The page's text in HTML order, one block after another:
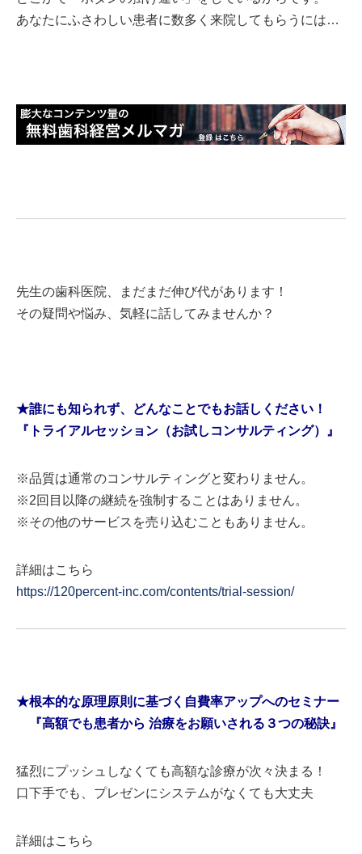
あなたにふさわしい患者に数多く来院してもらうには…
先生の歯科医院、まだまだ伸び代があります！
その疑問や悩み、気軽に話してみませんか？
★誰にも知られず、どんなことでもお話しください！
『トライアルセッション（お試しコンサルティング）』
※品質は通常のコンサルティングと変わりません。
※2回目以降の継続を強制することはありません。
※その他のサービスを売り込むこともありません。
詳細はこちら
https://120percent-inc.com/contents/trial-session/
★根本的な原理原則に基づく自費率アップへのセミナー
『高額でも患者から 治療をお願いされる３つの秘訣』
猛烈にプッシュしなくても高額な診療が次々決まる！
口下手でも、プレゼンにシステムがなくても大丈夫
詳細はこちら